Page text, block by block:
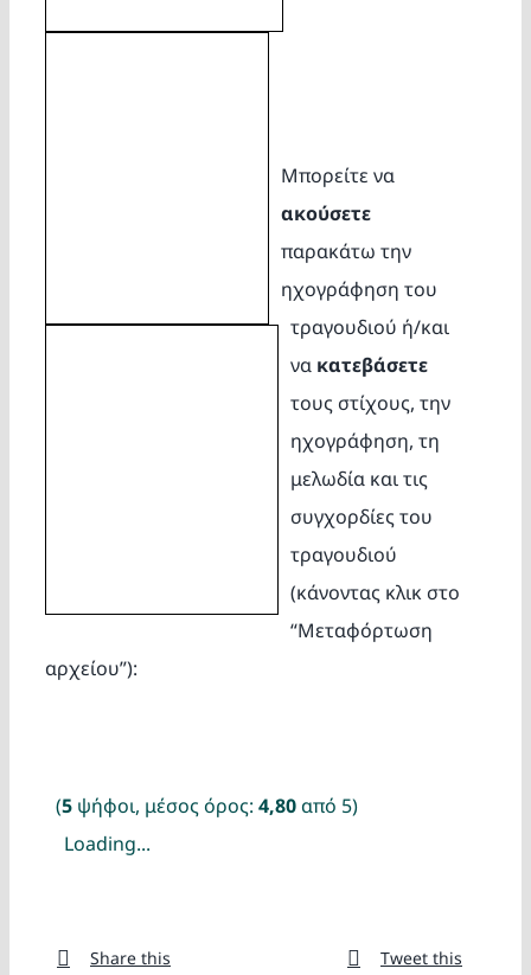
Μπορείτε να
ακούσετε
παρακάτω την
ηχογράφηση του
τραγουδιού ή/και
να κατεβάσετε
τους στίχους, την
ηχογράφηση, τη
μελωδία και τις
συγχορδίες του
τραγουδιού
(κάνοντας κλικ στο
“Μεταφόρτωση
αρχείου”):
(5 ψήφοι, μέσος όρος: 4,80από 5)
Loading...
Share this
Tweet this